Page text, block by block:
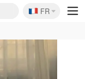
🇫🇷
FR